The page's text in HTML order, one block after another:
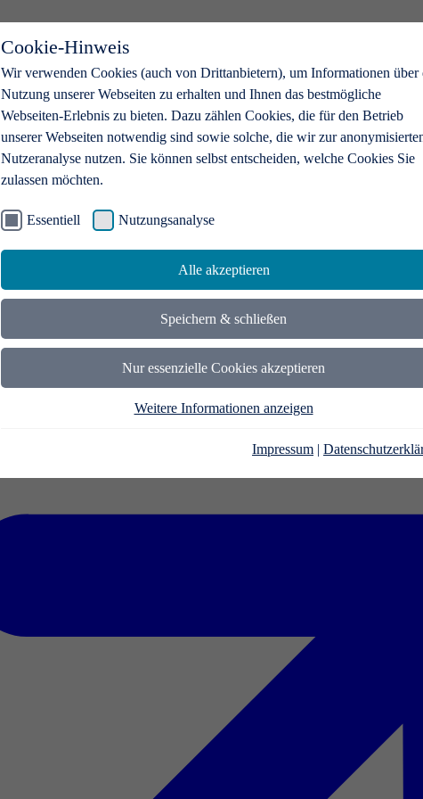
Cookie-Hinweis
Wir verwenden Cookies (auch von Drittanbietern), um Informationen über
Nutzung unserer Webseiten zu erhalten und Ihnen das bestmögliche
Webseiten-Erlebnis zu bieten. Dazu zählen Cookies, die für den Betrieb
unserer Webseiten notwendig sind sowie solche, die wir zur
Nutzeranalyse nutzen. Sie können selbst entscheiden, welche Cookies Sie
zulassen möchten.
Essentiell Nutzungsanalyse
Alle akzeptieren
Speichern & schließen
Nur essenzielle Cookies akzeptieren
Weitere Informationen anzeigen
Impressum |